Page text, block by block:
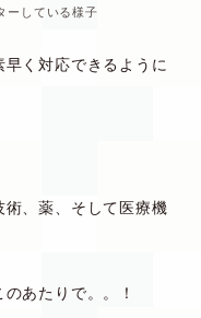
ーしている様子
く対応できるように
、薬、そして医療機
あたりで。。！